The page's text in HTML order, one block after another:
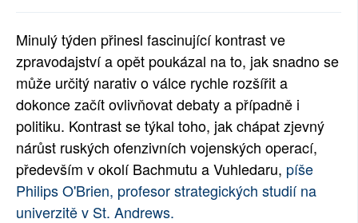
SOCIÁLNÍ SÍTĚ
RUBRIKY
PLNÁ VERZE STRÁNEK
Minulý týden přinesl fascinující kontrast ve
zpravodajství a opět poukázal na to, jak snadno se
může určitý narativ o válce rychle rozšířit a
dokonce začít ovlivňovat debaty a případně i
politiku. Kontrast se týkal toho, jak chápat zjevný
nárůst ruských ofenzivních vojenských operací,
především v okolí Bachmutu a Vuhledaru, píše
Philips O'Brien, profesor strategických studií na
univerzitě v St. Andrews.